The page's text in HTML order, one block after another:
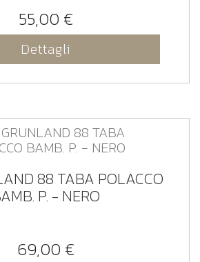
55,00 €
Dettagli
88 TABA POLACCO
P. - NERO
69,00 €